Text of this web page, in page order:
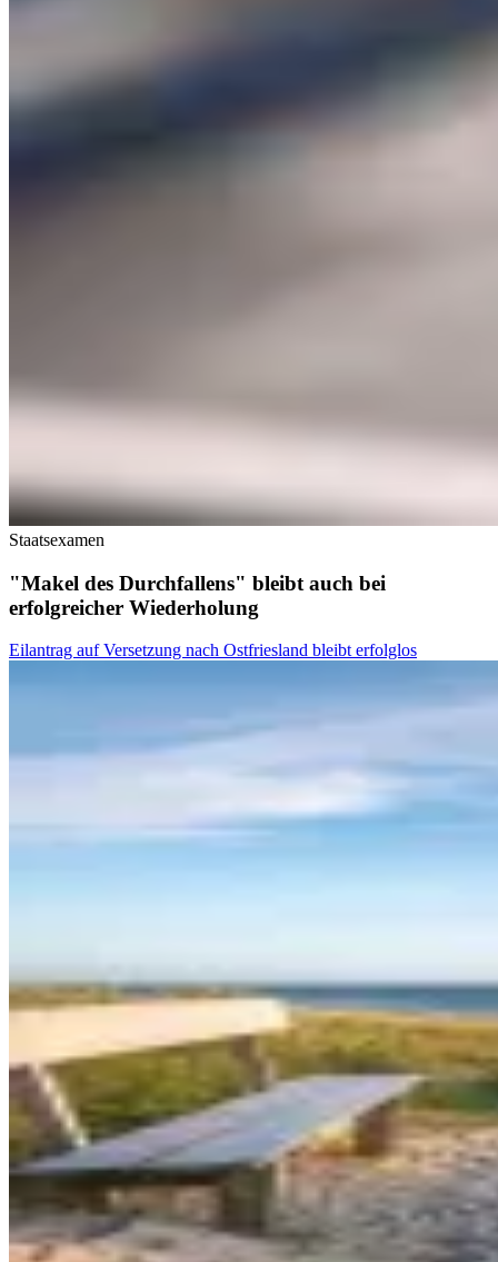
Staatsexamen
"Makel des Durchfallens" bleibt auch bei
erfolgreicher Wiederholung
Eilantrag auf Versetzung nach Ostfriesland bleibt erfolglos